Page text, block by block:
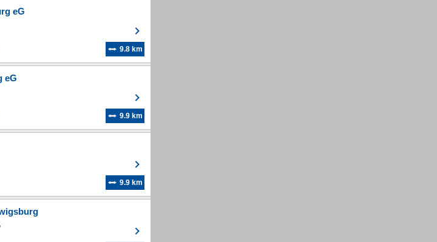
eG
9.8 km
eG
9.9 km
9.9 km